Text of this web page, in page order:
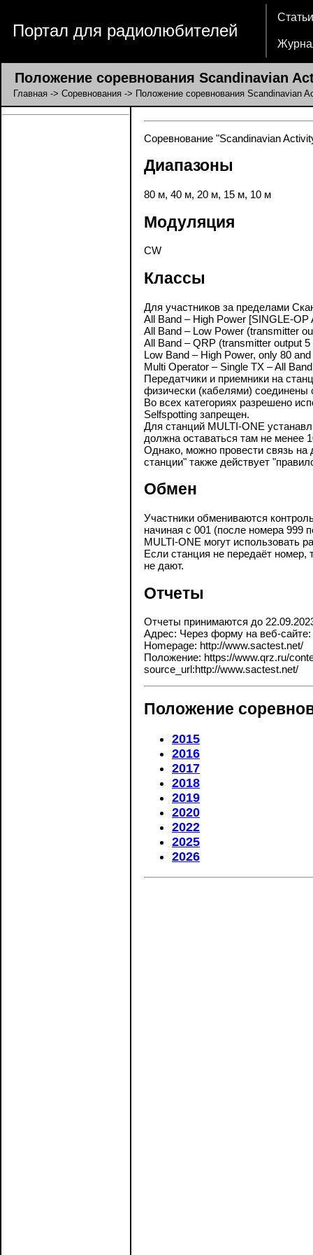
Портал для радиолюбителей
Статьи
Положение соревнования Scandinavian
Главная -> Соревнования -> Положение соревнования Scandinavian
Соревнование "Scandinavian
Диапазоны
80 м, 40 м, 20 м, 15 м, 10 м
Модуляция
CW
Классы
Для участников за пределами
All Band – High Power [SINGLE-OP
All Band – Low Power (transmitter
All Band – QRP (transmitter output
Low Band – High Power, only 80
Multi Operator – Single TX – All
Передатчики и приемники на
физически (кабелями) соединены
Во всех категориях разрешено
Selfspotting запрещен.
Для станций MULTI-ONE
должна оставаться там не менее
Однако, можно провести связь на
станции" также действует
Обмен
Участники обмениваются
начиная с 001 (после номера 999
MULTI-ONE могут использовать
Если станция не передаёт номер,
не дают.
Отчеты
Отчеты принимаются до
Адрес: Через форму на веб-
Homepage: http://www.sactest.net/
Положение: https://www.qrz.ru/
source_url:http://www.sactest.net/
Положение
2015
2016
2017
2018
2019
2020
2022
2025
2026